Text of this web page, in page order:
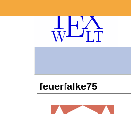
feuerfalke75